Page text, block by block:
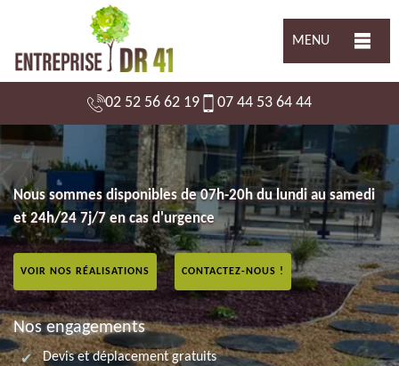
MENU
02 52 56 62 19 07 44 53 64 44
Nous sommes disponibles de 07h-20h du lundi au samedi
et 24h/24 7j/7 en cas d'urgence
VOIR NOS RÉALISATIONS CONTACTEZ-NOUS !
Nos engagements
Devis et déplacement gratuits